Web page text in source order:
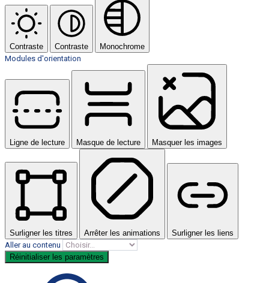
Contraste Contraste
Monochrome
Modules d'orientation
Ligne de lecture Masque de lecture Masquer les images
Surligner les titres Arrêter les animations
Surligner les liens
Aller au contenu
Réinitialiser les paramètres